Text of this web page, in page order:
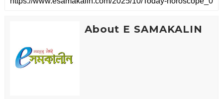
About E SAMAKALIN